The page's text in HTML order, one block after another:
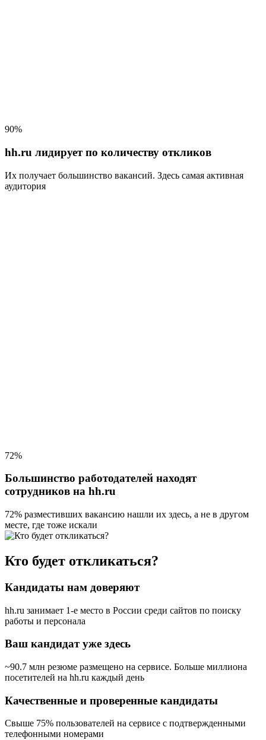
90%
hh.ru лидирует по количеству откликов
Их получает большинство вакансий. Здесь самая активная
аудитория
72%
Большинство работодателей находят
сотрудников на hh.ru
72% разместивших вакансию нашли их здесь, а не в другом
месте, где тоже искали
Кто будет откликаться?
Кандидаты нам доверяют
hh.ru занимает 1-е место в России среди сайтов по поиску
работы и персонала
Ваш кандидат уже здесь
~90.7 млн резюме размещено на сервисе. Больше миллиона
посетителей на hh.ru каждый день
Качественные и проверенные кандидаты
Свыше 75% пользователей на сервисе с подтвержденными
телефонными номерами